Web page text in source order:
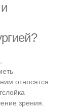
относятся
зрения.